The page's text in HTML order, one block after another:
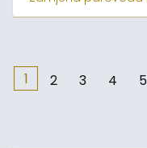
1 2 3 4 5